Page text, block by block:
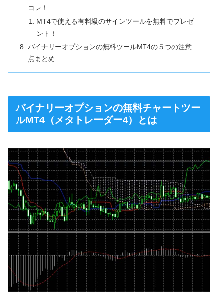
コレ！
MT4で使える有料級のサインツールを無料でプレゼ
ント！
バイナリーオプションの無料ツールMT4の５つの注意
点まとめ
バイナリーオプションの無料チャートツー
ルMT4（メタトレーダー4）とは